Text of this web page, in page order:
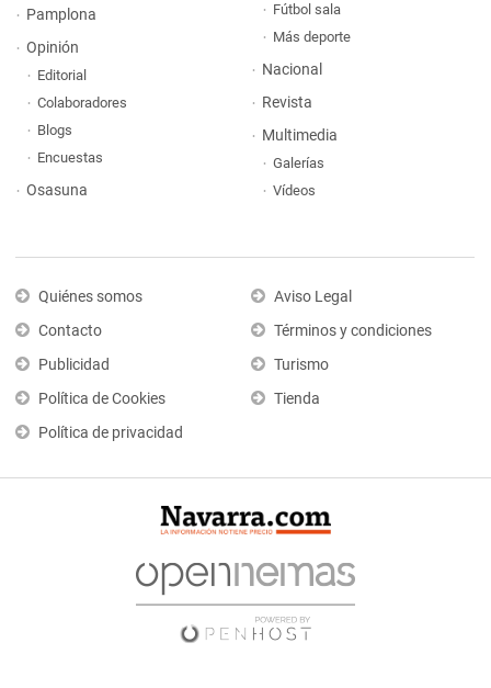
Pamplona
Opinión
Editorial
Colaboradores
Blogs
Encuestas
Osasuna
Fútbol sala
Más deporte
Nacional
Revista
Multimedia
Galerías
Vídeos
Quiénes somos
Contacto
Publicidad
Política de Cookies
Política de privacidad
Aviso Legal
Términos y condiciones
Turismo
Tienda